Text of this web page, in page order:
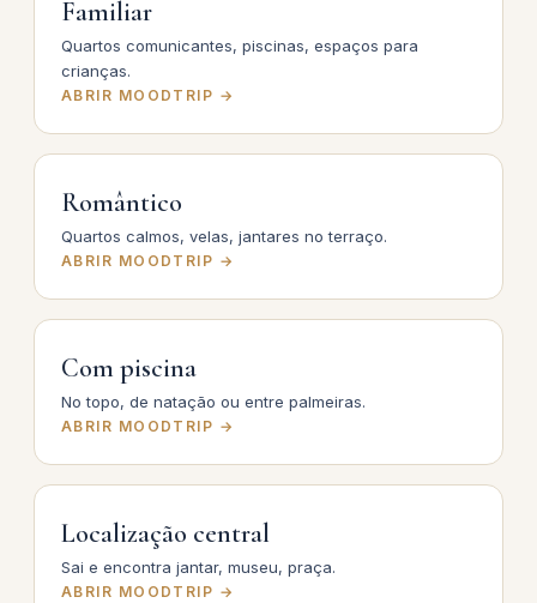
Familiar
Quartos comunicantes, piscinas, espaços para
crianças.
ABRIR MOODTRIP →
Romântico
Quartos calmos, velas, jantares no terraço.
ABRIR MOODTRIP →
Com piscina
No topo, de natação ou entre palmeiras.
ABRIR MOODTRIP →
Localização central
Sai e encontra jantar, museu, praça.
ABRIR MOODTRIP →